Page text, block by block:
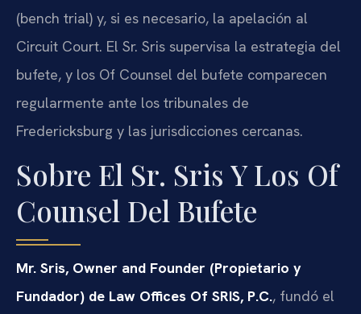
(bench trial) y, si es necesario, la apelación al
Circuit Court. El Sr. Sris supervisa la estrategia del
bufete, y los Of Counsel del bufete comparecen
regularmente ante los tribunales de
Fredericksburg y las jurisdicciones cercanas.
Sobre El Sr. Sris Y Los Of
Counsel Del Bufete
Mr. Sris, Owner and Founder (Propietario y
Fundador) de Law Offices Of SRIS, P.C., fundó el